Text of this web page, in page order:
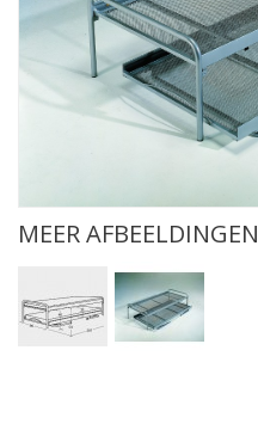
MEER AFBEELDINGEN